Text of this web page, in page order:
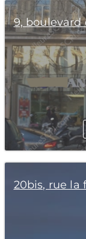
9, boulevard
20bis, rue la